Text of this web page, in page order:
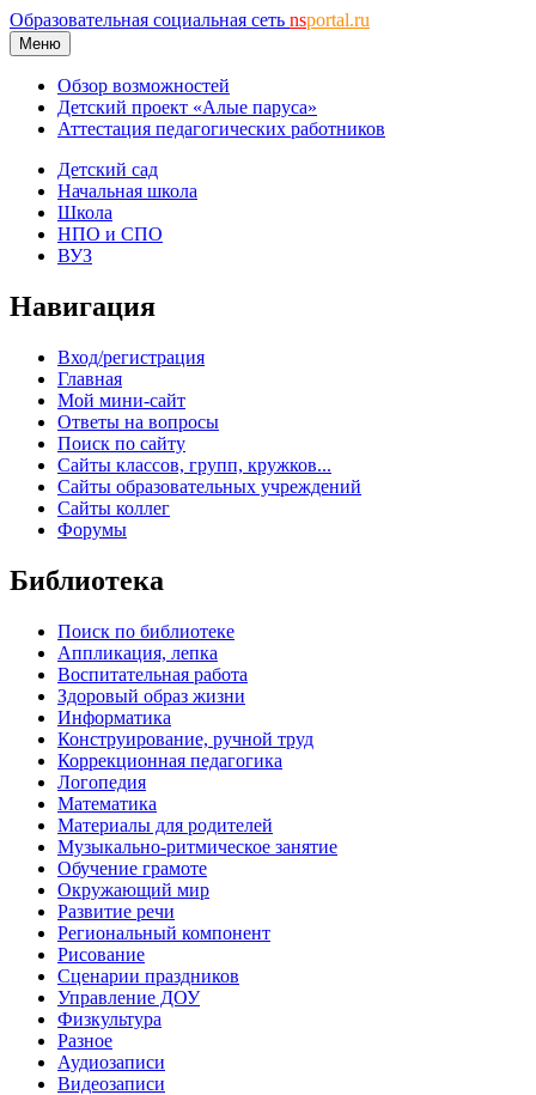
Образовательная социальная сеть nsportal.ru
Меню
Обзор возможностей
Детский проект «Алые паруса»
Аттестация педагогических работников
Детский сад
Начальная школа
Школа
НПО и СПО
ВУЗ
Навигация
Вход/регистрация
Главная
Мой мини-сайт
Ответы на вопросы
Поиск по сайту
Сайты классов, групп, кружков...
Сайты образовательных учреждений
Сайты коллег
Форумы
Библиотека
Поиск по библиотеке
Аппликация, лепка
Воспитательная работа
Здоровый образ жизни
Информатика
Конструирование, ручной труд
Коррекционная педагогика
Логопедия
Математика
Материалы для родителей
Музыкально-ритмическое занятие
Обучение грамоте
Окружающий мир
Развитие речи
Региональный компонент
Рисование
Сценарии праздников
Управление ДОУ
Физкультура
Разное
Аудиозаписи
Видеозаписи